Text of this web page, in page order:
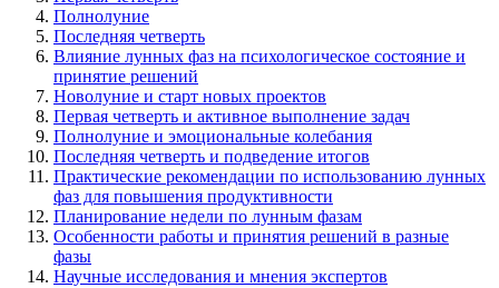
Полнолуние
Последняя четверть
Влияние лунных фаз на психологическое состояние и
принятие решений
Новолуние и старт новых проектов
Первая четверть и активное выполнение задач
Полнолуние и эмоциональные колебания
Последняя четверть и подведение итогов
Практические рекомендации по использованию лунных
фаз для повышения продуктивности
Планирование недели по лунным фазам
Особенности работы и принятия решений в разные
фазы
Научные исследования и мнения экспертов